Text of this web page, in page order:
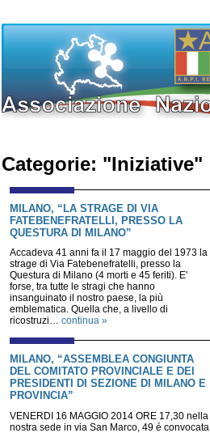
Categorie: "Iniziative"
MILANO, “LA STRAGE DI VIA
FATEBENEFRATELLI, PRESSO LA
QUESTURA DI MILANO”
Accadeva 41 anni fa il 17 maggio del 1973 la
strage di Via Fatebenefratelli, presso la
Questura di Milano (4 morti e 45 feriti). E'
forse, tra tutte le stragi che hanno
insanguinato il nostro paese, la più
emblematica. Quella che, a livello di
ricostruzi… continua »
MILANO, “ASSEMBLEA CONGIUNTA
DEL COMITATO PROVINCIALE E DEI
PRESIDENTI DI SEZIONE DI MILANO E
PROVINCIA”
VENERDI 16 MAGGIO 2014 ORE 17,30 nella
nostra sede in via San Marco, 49 é convocata